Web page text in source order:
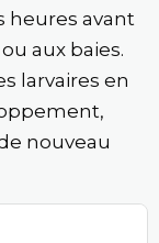
heures avant
aux baies.
larvaires en
nouveau